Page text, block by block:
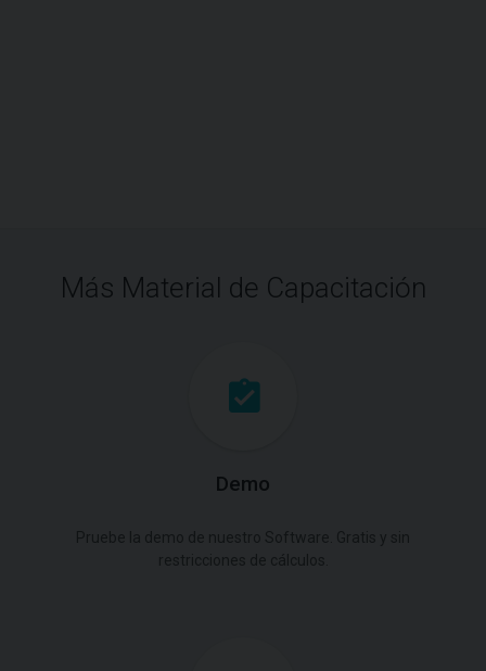
Más Material de Capacitación
Demo